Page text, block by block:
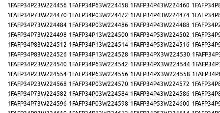
1FAFP34P23W224456 1FAFP34P63W224458 1FAFP34P43W224460
1FAFP34P73W224470 1FAFP34P03W224472 1FAFP34P43W224474
1FAFP34P73W224484 1FAFP34P03W224486 1FAFP34P43W224488
1FAFP34P73W224498 1FAFP34P13W224500 1FAFP34P53W224502
1FAFP34P83W224512 1FAFP34P13W224514 1FAFP34P53W224516
1FAFP34P83W224526 1FAFP34P13W224528 1FAFP34PX3W224530
1FAFP34P23W224540 1FAFP34P63W224542 1FAFP34PX3W224544
1FAFP34P23W224554 1FAFP34P63W224556 1FAFP34PX3W224558
1FAFP34P23W224568 1FAFP34P03W224570 1FAFP34P43W224572
1FAFP34P73W224582 1FAFP34P03W224584 1FAFP34P43W224586
1FAFP34P73W224596 1FAFP34P03W224598 1FAFP34P53W224600